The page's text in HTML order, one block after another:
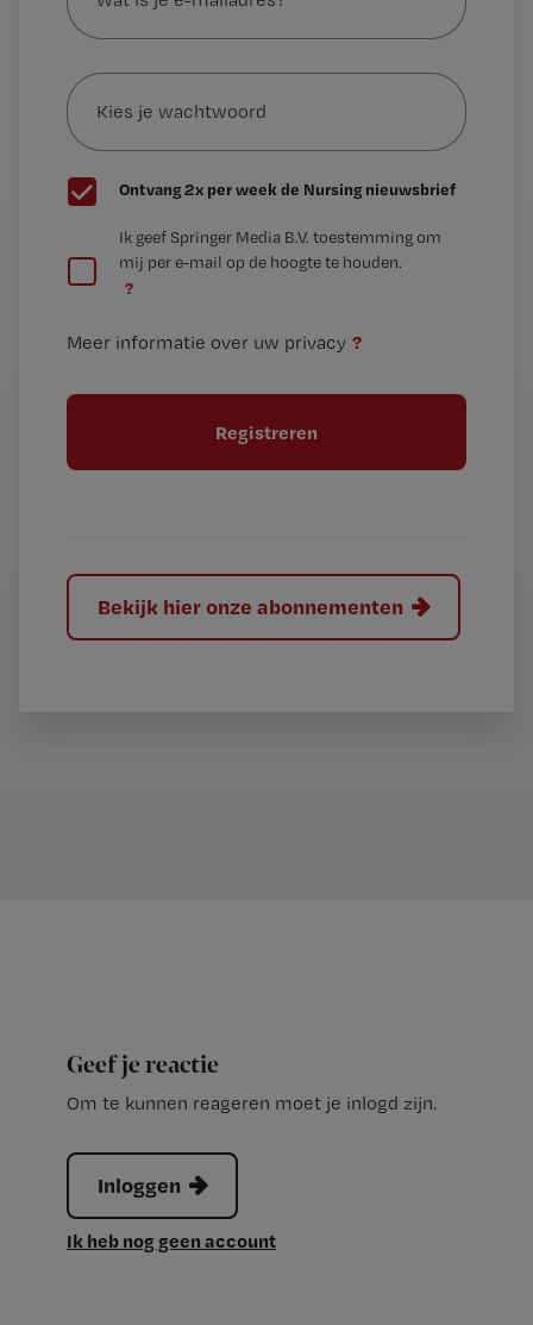
je
mailadres?
Kies
je
wachtwoord
G
e
t
Ontvang 2x per week de Nursing nieuwsbrief
e
t
l
Ik geef Springer Media B.V. toestemming om
mij per e-mail op de hoogte te houden.
?
Meer informatie over uw privacy ?
Bekijk hier onze abonnementen
Geef je reactie
Om te kunnen reageren moet je inlogd zijn.
Inloggen
Ik heb nog geen account